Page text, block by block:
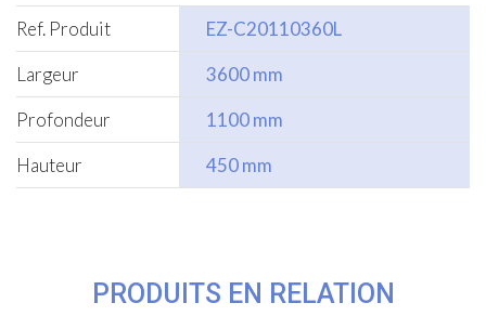
Ref. Produit
EZ-C20110360L
Largeur
3600 mm
Profondeur
1100 mm
Hauteur
450 mm
PRODUITS EN RELATION